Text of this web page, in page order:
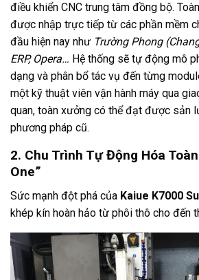
điều khiển CNC trung tâm đồng bộ.
được nhập trực tiếp từ các phần mềm
đầu hiện nay như Trường Phong
ERP, Opera… Hệ thống sẽ tự động mô
dạng và phân bổ tác vụ đến từng
một kỹ thuật viên vận hành máy qua
quan, toàn xưởng có thể đạt được sản
phương pháp cũ.
2. Chu Trình Tự Động Hóa
One”
Sức mạnh đột phá của Kaiue K7000
khép kín hoàn hảo từ phôi thô cho đến